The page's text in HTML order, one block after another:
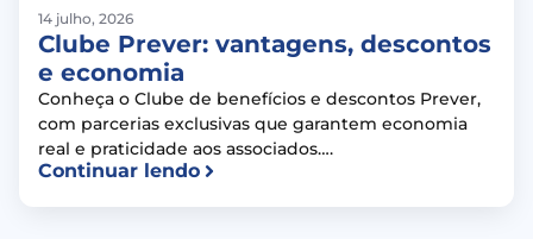
14 julho, 2026
Clube Prever: vantagens, descontos
e economia
Conheça o Clube de benefícios e descontos Prever,
com parcerias exclusivas que garantem economia
real e praticidade aos associados….
Continuar lendo